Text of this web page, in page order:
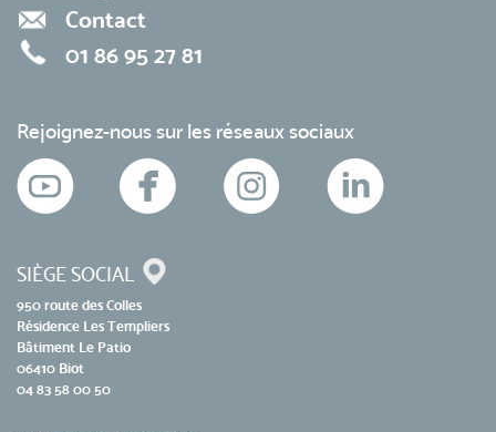
Contact
01 86 95 27 81
Rejoignez-nous sur les réseaux sociaux
SIÈGE SOCIAL
950 route des Colles
Résidence Les Templiers
Bâtiment Le Patio
06410 Biot
04 83 58 00 50